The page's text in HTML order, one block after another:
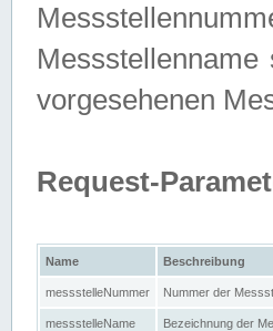
vorgesehenen
Request-
Name Beschreibung
messstelleNummer Nummer der
messstelleName Bezeichnung der